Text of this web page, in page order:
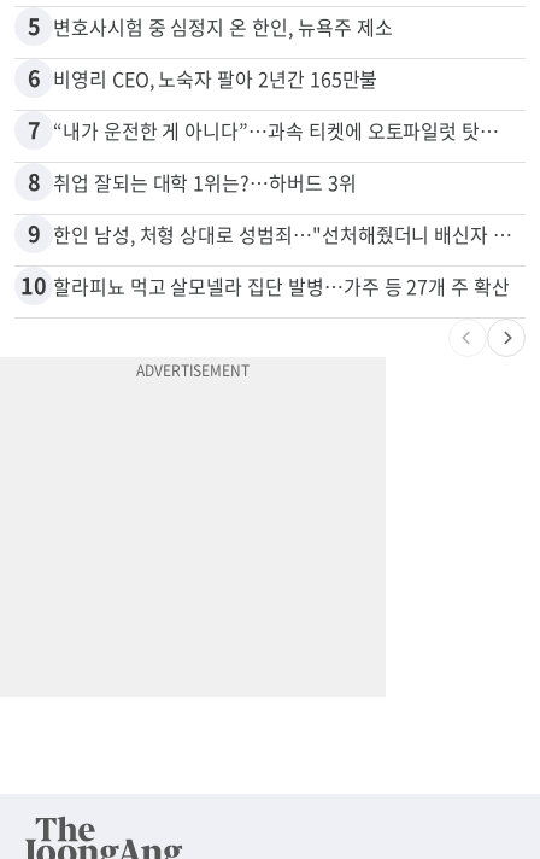
4
5 변호사시험 중 심정지 온 한인, 뉴욕주 제소
6 비영리 CEO, 노숙자 팔아 2년간 165만불
7
8 취업 잘되는 대학 1위는?…하버드 3위
9 한인 남성, 처형 상대로 성범죄…"선처해줬더니 배신자 취급"
할라피뇨 먹고 살모넬라 집단 발병…가주 등 27개 주 확산